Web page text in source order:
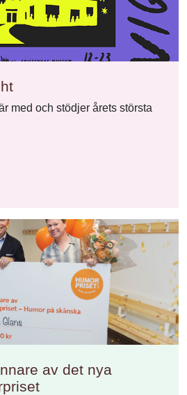
med och stödjer årets största
av det nya